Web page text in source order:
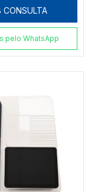
CONSULTA
pelo WhatsApp